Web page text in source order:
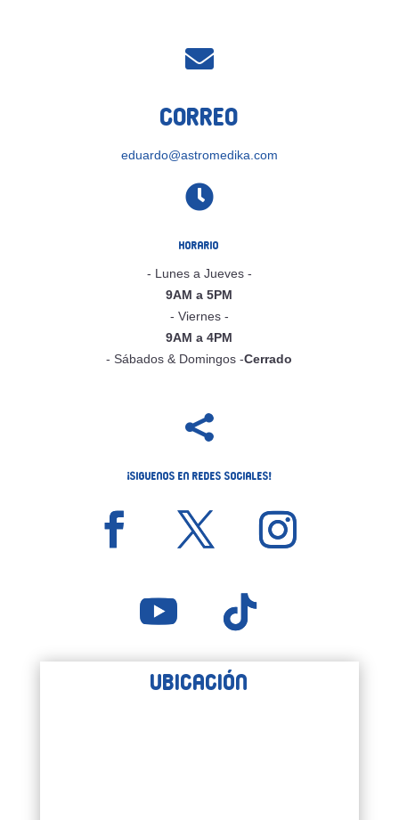

Correo
eduardo@astromedika.com

Horario
- Lunes a Jueves -
9AM a 5PM
- Viernes -
9AM a 4PM
- Sábados & Domingos -Cerrado

¡Siguenos en Redes Sociales!
Ubicación